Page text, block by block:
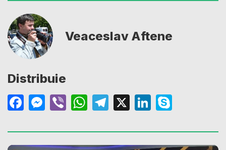
Veaceslav Aftene
Distribuie
Facebook
Messenger
ViberWhatsApp
Telegram
X LinkedIn